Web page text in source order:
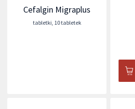
Cefalgin Migraplus
tabletki, 10 tabletek